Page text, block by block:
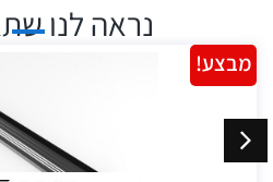
נראה לנו
מבצע!